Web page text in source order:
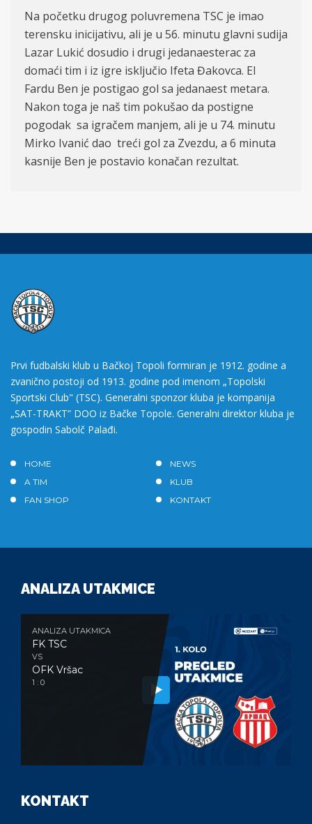
Na početku drugog poluvremena TSC je imao
terensku inicijativu, ali je u 56. minutu glavni sudija
Lazar Lukić dosudio i drugi jedanaesterac za
domaći tim i iz igre isključio Ifeta Đakovca. El
Fardu Ben je postigao gol sa jedanaest metara.
Nakon toga je naš tim pokušao da postigne
pogodak sa igračem manjem, ali je u 74. minutu
Mirko Ivanić dao treći gol za Zvezdu, a 6 minuta
kasnije Ben je postavio konačan rezultat.
Prvi fudbalski klub u Bačkoj Topoli formiran je 1912. godine a
zvanično postoji od 1913. godine pod imenom „Topolski
Sportski Club" (TSC). Generalni sponzor kluba je kompanija
„SAT-TRAKT” DOO iz Bačke Topole. Generalni direktor kluba je
gospodin Sabolč Palađi.
HOME
NEWS
A TIM
KLUB
FAN SHOP
KONTAKT
ANALIZA UTAKMICE
ANALIZA UTAKMICA
FK TSC
VS
OFK Vršac
1 : 0
KONTAKT